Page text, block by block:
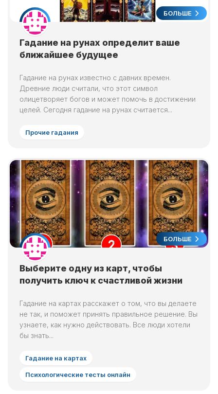
БОЛЬШЕ
Гадание на рунах определит ваше
ближайшее будущее
Гадание на рунах известно с давних времен.
Древние люди считали, что этот символ
олицетворяет богов и может помочь в достижении
целей. Сегодня гадание на рунах считается...
Прочие гадания
БОЛЬШЕ
Выберите одну из карт, чтобы
получить ключ к счастливой жизни
Гадание на картах расскажет о том, что вы делаете
не так, и поможет принять правильное решение. Вы
узнаете, как нужно действовать. Все люди хотели
бы знать...
Гадание на картах
Психологические тесты онлайн